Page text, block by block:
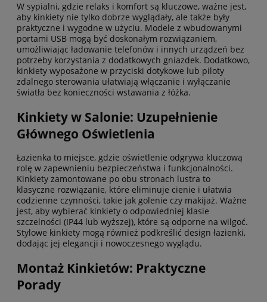
W sypialni, gdzie relaks i komfort są kluczowe, ważne jest,
aby kinkiety nie tylko dobrze wyglądały, ale także były
praktyczne i wygodne w użyciu. Modele z wbudowanymi
portami USB mogą być doskonałym rozwiązaniem,
umożliwiając ładowanie telefonów i innych urządzeń bez
potrzeby korzystania z dodatkowych gniazdek. Dodatkowo,
kinkiety wyposażone w przyciski dotykowe lub piloty
zdalnego sterowania ułatwiają włączanie i wyłączanie
światła bez konieczności wstawania z łóżka.
Kinkiety w Salonie: Uzupełnienie
Głównego Oświetlenia
Łazienka to miejsce, gdzie oświetlenie odgrywa kluczową
rolę w zapewnieniu bezpieczeństwa i funkcjonalności.
Kinkiety zamontowane po obu stronach lustra to
klasyczne rozwiązanie, które eliminuje cienie i ułatwia
codzienne czynności, takie jak golenie czy makijaż. Ważne
jest, aby wybierać kinkiety o odpowiedniej klasie
szczelności (IP44 lub wyższej), które są odporne na wilgoć.
Stylowe kinkiety mogą również podkreślić design łazienki,
dodając jej elegancji i nowoczesnego wyglądu.
Montaż Kinkietów: Praktyczne
Porady